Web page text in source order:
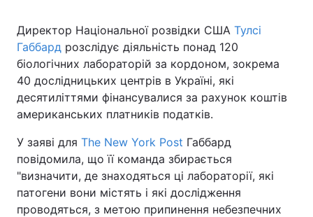
Директор Національної розвідки США Тулсі
Габбард розслідує діяльність понад 120
біологічних лабораторій за кордоном, зокрема
40 дослідницьких центрів в Україні, які
десятиліттями фінансувалися за рахунок коштів
американських платників податків.
У заяві для The New York Post Габбард
повідомила, що її команда збирається
"визначити, де знаходяться ці лабораторії, які
патогени вони містять і які дослідження
проводяться, з метою припинення небезпечних